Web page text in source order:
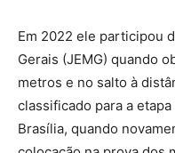
Em 2022 ele participou
Gerais (JEMG) quando
metros e no salto à
classificado para a
Brasília, quando